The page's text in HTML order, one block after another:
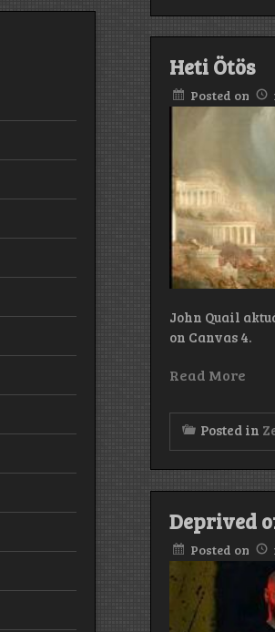
Heti Ötös
Posted on
John Quail
on Canvas 4.
Read More
Posted in
Deprived
Posted on